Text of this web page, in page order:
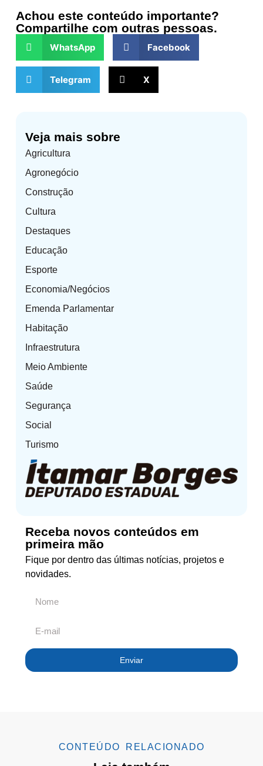
Veja mais sobre
Agricultura
Agronegócio
Construção
Cultura
Destaques
Educação
Esporte
Economia/Negócios
Emenda Parlamentar
Habitação
Infraestrutura
Meio Ambiente
Saúde
Segurança
Social
Turismo
Receba novos conteúdos em
primeira mão
Fique por dentro das últimas notícias, projetos e
novidades.
Enviar
Achou este conteúdo importante?
Compartilhe com outras pessoas.
WhatsApp Facebook
Telegram X
CONTEÚDO RELACIONADO